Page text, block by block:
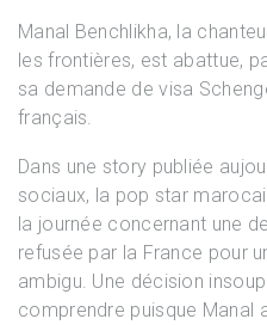
Manal Benchlikha, la
les frontières, est abattue,
sa demande de visa
français.
Dans une story publiée
sociaux, la pop star
la journée concernant une
refusée par la France pour
ambigu. Une décision
comprendre puisque Manal